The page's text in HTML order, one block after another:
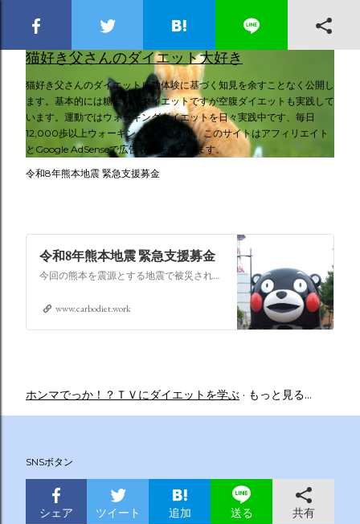
スキップしてメイン コンテンツに移動
猫好き父さんのダイエット大好き
猫好き父さんのダイエット成功体験に基づく知見を余すことなく公開し
ます。基本的には糖質制限ダイエットですが空腹ダイエットも実践して
います。運動ではウォーキングダイエットを日々実践中です、毎日
12,000歩以上ウォーキングしています。このサイトはアフィリエイト
とGoogle AdSenseで広告収入を得ています。
令和8年熊本地震 緊急支援募金
令和8年熊本地震 緊急支援募金
今回の熊本を震源とする地震で被災された皆さままだまだ余震も続き大変な時間を過ごされていると思います。心よりお見舞い申し上げます
www.carbodiet.work
ホンマでっか！？ＴＶにダイエットを学ぶ もっと見る…
SNSボタン
シェア ツイート 追加 送る 共有